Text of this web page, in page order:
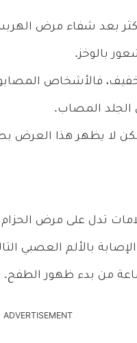
أكثر بعد شفاء مرض
بالوخز.
فالأشخاص
المصاب.
لا يظهر هذا العرض
تدل على مرض الحزام
بالألم العصبي
ADVERTISEMENT